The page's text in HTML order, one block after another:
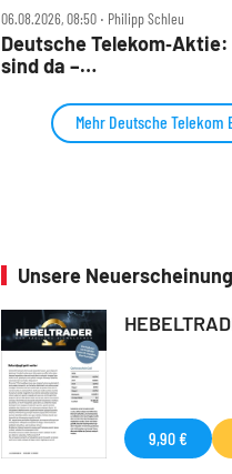
06.08.2026, 08:50 ‧ Philipp Schleu
Deutsche Telekom‑Aktie:
sind da –
Mehr Deutsche Telekom
Unsere
9,90 €